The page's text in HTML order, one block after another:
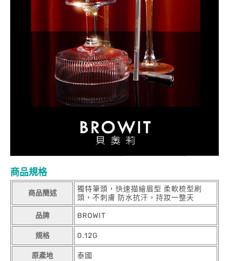
商品規格
商品簡述
獨特筆頭，快速描繪眉型 柔軟梳型刷
頭，不刺膚 防水抗汗，持妝一整天
品牌 BROWIT
規格 0.12G
原產地 泰國